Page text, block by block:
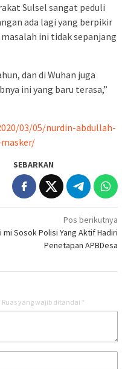
Sulsel sangat peduli
ada lagi yang berpikir
ini tidak sepanjang
dan di Wuhan juga
ini yang baru terasa,”
03/05/nurdin-abdullah-
SEBARKAN
Pos berikutnya
mi Sosok Polisi Yang Aktif Hadiri
Penetapan APBDesa
Ruas yang wajib ditandai *